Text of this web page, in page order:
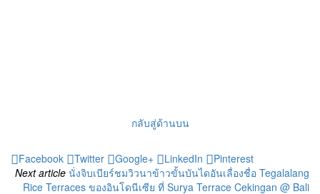
กลับสู่ด้านบน
Facebook Twitter Google+ LinkedIn
Pinterest
Next article นั่งจิบเบียร์ชมวิวนาข้าวขั้นบันไดอันเลื่องชื่อ Tegalalang
Rice Terraces ของอินโดนีเซีย ที่ Surya Terrace Cekingan @ Bali